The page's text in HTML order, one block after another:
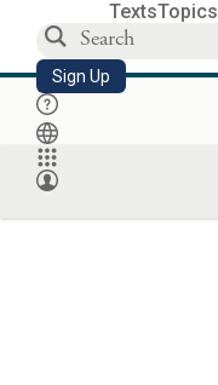
TextsTopics
Sign Up